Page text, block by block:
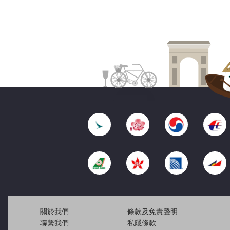
關於我們
聯繫我們
條款及免責聲明
私隱條款